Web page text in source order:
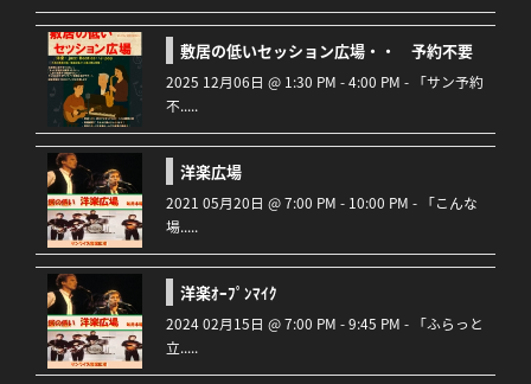
敷居の低いセッション広場・・ 予約不要
2025 12月06日 @ 1:30 PM - 4:00 PM - 「サン予約
不.....
洋楽広場
2021 05月20日 @ 7:00 PM - 10:00 PM - 「こんな
場.....
洋楽ｵｰﾌﾟﾝﾏｲｸ
2024 02月15日 @ 7:00 PM - 9:45 PM - 「ふらっと
立.....